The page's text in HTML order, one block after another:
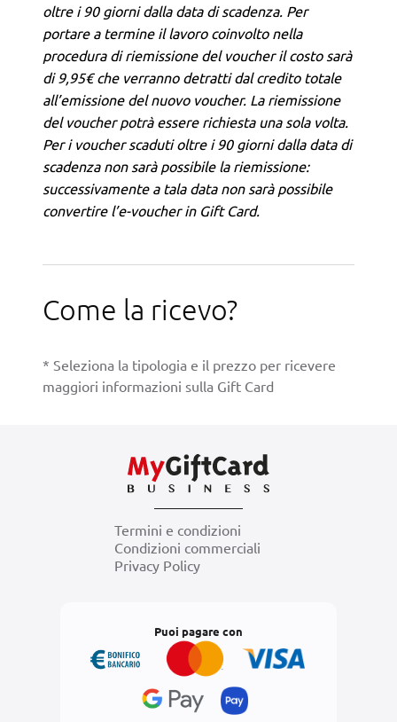
oltre i 90 giorni dalla data di scadenza. Per
portare a termine il lavoro coinvolto nella
procedura di riemissione del voucher il costo sarà
di 9,95€ che verranno detratti dal credito totale
all’emissione del nuovo voucher. La riemissione
del voucher potrà essere richiesta una sola volta.
Per i voucher scaduti oltre i 90 giorni dalla data di
scadenza non sarà possibile la riemissione:
successivamente a tala data non sarà possibile
convertire l’e-voucher in Gift Card.
Come la ricevo?
* Seleziona la tipologia e il prezzo per ricevere
maggiori informazioni sulla Gift Card
Termini e condizioni
Condizioni commerciali
Privacy Policy
Puoi pagare con